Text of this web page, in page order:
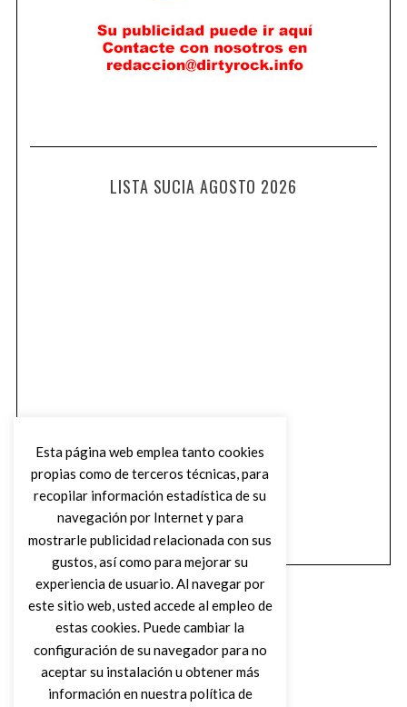
LISTA SUCIA AGOSTO 2026
Esta página web emplea tanto cookies
propias como de terceros técnicas, para
recopilar información estadística de su
navegación por Internet y para
mostrarle publicidad relacionada con sus
gustos, así como para mejorar su
experiencia de usuario. Al navegar por
este sitio web, usted accede al empleo de
estas cookies. Puede cambiar la
configuración de su navegador para no
aceptar su instalación u obtener más
información en nuestra política de